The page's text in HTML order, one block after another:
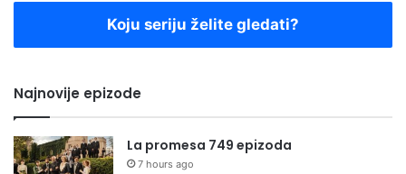
Koju seriju želite gledati?
Najnovije epizode
La promesa 749 epizoda
7 hours ago